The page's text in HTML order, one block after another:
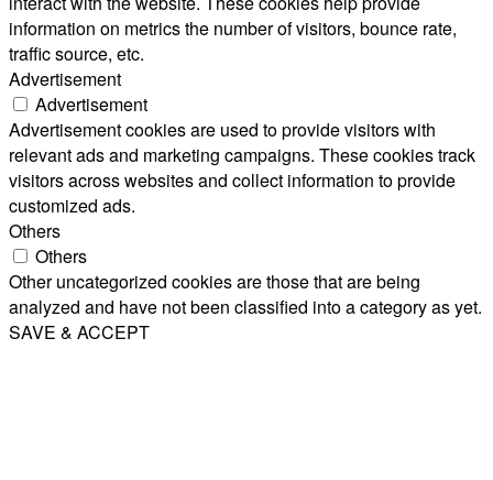
information on metrics the number of visitors, bounce rate,
traffic source, etc.
Advertisement
Advertisement
Advertisement cookies are used to provide visitors with
relevant ads and marketing campaigns. These cookies track
visitors across websites and collect information to provide
customized ads.
Others
Others
Other uncategorized cookies are those that are being
analyzed and have not been classified into a category as yet.
SAVE & ACCEPT